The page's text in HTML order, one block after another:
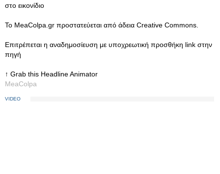
στο εικονίδιο
Το MeaColpa.gr προστατεύεται από άδεια Creative Commons.
Eπιτρέπεται η αναδημοσίευση με υποχρεωτική προσθήκη link στην
πηγή
↑ Grab this Headline Animator
MeaColpa
VIDEO